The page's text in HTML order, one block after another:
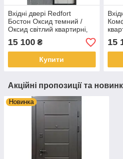
Вхідні двері Redfort
Бостон Оксид темний /
Оксид світлий квартирні,
серія Комфорт, 3 контури
15 100 ₴
Купити
15
Акційні пропозиції та
Новинка